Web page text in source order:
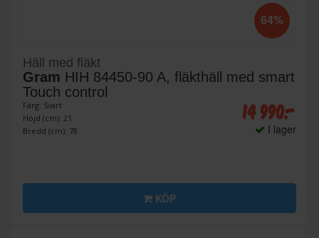
64%
Häll med fläkt
Gram HIH 84450-90 A, fläkthäll med smart
Touch control
Färg: Svart
Höjd (cm): 21
Bredd (cm): 78
14 990:-
I lager
KÖP